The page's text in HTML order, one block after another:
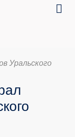
Уральского